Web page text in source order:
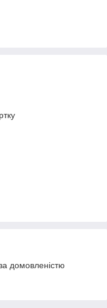
домовленістю